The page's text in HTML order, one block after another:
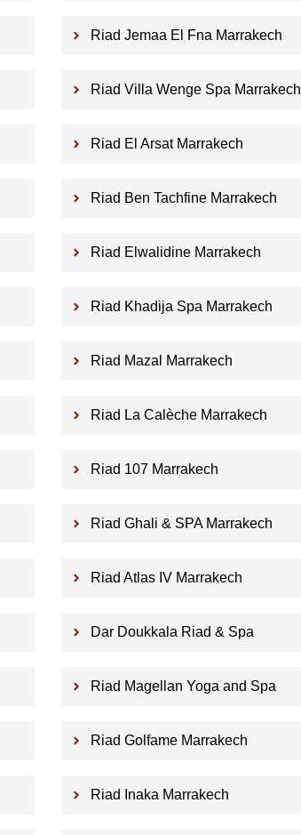
Riad Jemaa El Fna Marrakech
Riad Villa Wenge Spa Marrakech
Riad El Arsat Marrakech
Riad Ben Tachfine Marrakech
Riad Elwalidine Marrakech
Riad Khadija Spa Marrakech
Riad Mazal Marrakech
Riad La Calèche Marrakech
Riad 107 Marrakech
Riad Ghali & SPA Marrakech
Riad Atlas IV Marrakech
Dar Doukkala Riad & Spa
Riad Magellan Yoga and Spa
Riad Golfame Marrakech
Riad Inaka Marrakech